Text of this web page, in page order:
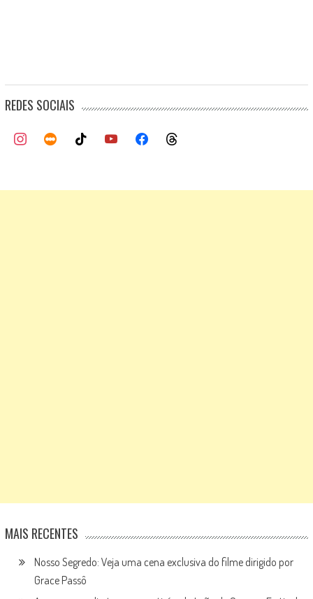
REDES SOCIAIS
MAIS RECENTES
Nosso Segredo: Veja uma cena exclusiva do filme dirigido por
Grace Passô